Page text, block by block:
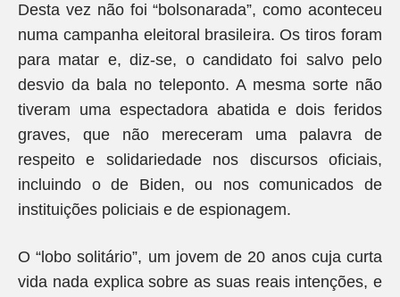
Desta vez não foi “bolsonarada”, como aconteceu
numa campanha eleitoral brasileira. Os tiros foram
para matar e, diz-se, o candidato foi salvo pelo
desvio da bala no teleponto. A mesma sorte não
tiveram uma espectadora abatida e dois feridos
graves, que não mereceram uma palavra de
respeito e solidariedade nos discursos oficiais,
incluindo o de Biden, ou nos comunicados de
instituições policiais e de espionagem.
O “lobo solitário”, um jovem de 20 anos cuja curta
vida nada explica sobre as suas reais intenções, e